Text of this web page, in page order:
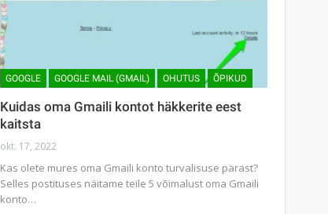
GOOGLE GOOGLE MAIL (GMAIL) OHUTUS ÕPIKUD
Kuidas oma Gmaili kontot häkkerite eest
kaitsta
okt. 17, 2022
Kas olete mures oma Gmaili konto turvalisuse pärast?
Selles postituses näitame teile 5 võimalust oma Gmaili
konto…